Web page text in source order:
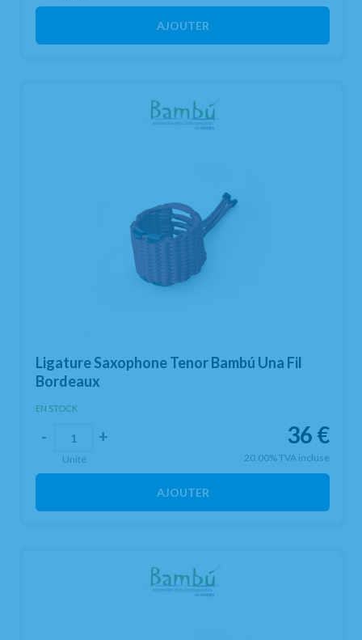
AJOUTER
Ligature Saxophone Tenor Bambú Una Fil
Bordeaux
EN STOCK
36 €
20.00%TVA incluse
- +
Unité
AJOUTER